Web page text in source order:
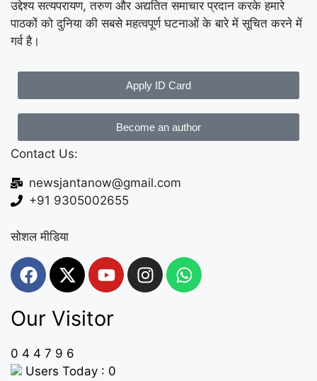
उद्देश्य सत्यपरायण, तरुण और अद्यतित समाचार प्रदान करके हमारे
पाठकों को दुनिया की सबसे महत्वपूर्ण घटनाओं के बारे में सूचित करने में
गर्व है।
Apply ID Card
Become an author
Contact Us:
newsjantanow@gmail.com
+91 9305002655
सोशल मीडिया
Our Visitor
0 4 4 7 9 6
Users Today : 0